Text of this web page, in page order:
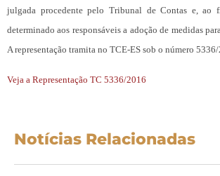
julgada procedente pelo Tribunal de Contas e, ao
determinado aos responsáveis a adoção de medidas
A representação tramita no TCE-ES sob o número
Veja a Representação TC 5336/2016
Notícias Relacionadas